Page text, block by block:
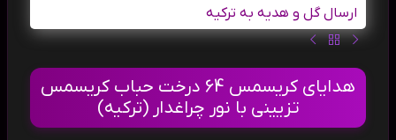
ارسال گل و هدیه به ترکیه
هدایای کریسمس 64 درخت حباب کریسمس
تزیینی با نور چراغدار (ترکیه)